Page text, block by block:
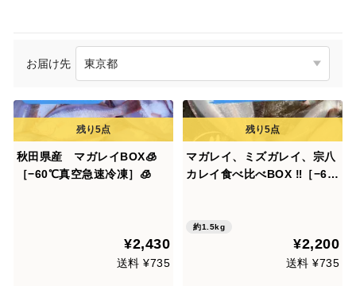
お届け先
秋田県産 マガレイBOX🧊
［−60℃真空急速冷凍］🧊
¥2,430
送料 ¥735
マガレイ、ミズガレイ、宗八
カレイ食べ比べBOX ‼️［−6
約1.5kg
¥2,200
送料 ¥735